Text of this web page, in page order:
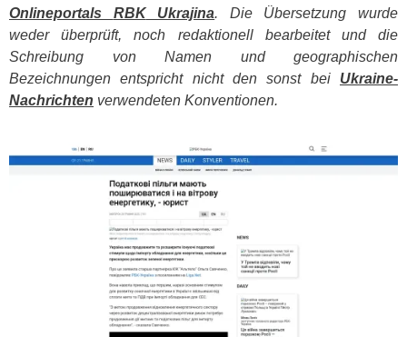
Onlineportals RBKUkrajina. Die Übersetzung wurde
weder überprüft, noch redaktionell bearbeitet und die
Schreibung von Namen und geographischen
Bezeichnungen entspricht nicht den sonst bei Ukraine-
Nachrichten verwendeten Konventionen.